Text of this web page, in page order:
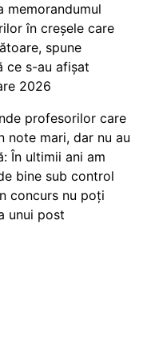
memorandumul
în creșele care
spune
ce s-au afișat
2026
profesorilor care
note mari, dar nu au
În ultimii ani am
bine sub control
concurs nu poți
unui post